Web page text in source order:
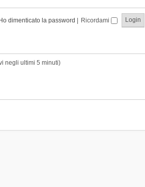
dimenticato la password | Ricordami
negli ultimi 5 minuti)